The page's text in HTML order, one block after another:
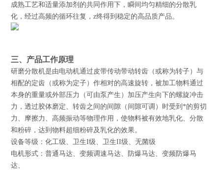
成熟工艺和适量添加剂的共同作用下，瞬间均匀精细的分散乳
化，经过高频的循环往复，z终得到稳定的高品质产品。
三、 产品工作原理
研磨分散机是由电动机通过皮带传动带动转齿（或称为转子）与
相配的定齿（或称为定子）作相对的高速旋转，被加工物料通过
本身的重量或外部压力（可由泵产生）加压产生向下的螺旋冲击
力，透过胶体磨定、转齿之间的间隙（间隙可调）时受到*的剪切
力、摩擦力、高频振动等物理作用，使物料被有效地乳化、分散
和粉碎，达到物料超细粉碎及乳化的效果。
设备等级：化工级、卫生I级、卫生II级、无菌级
电机形式：普通马达、变频调速马达、防爆马达、变频防爆马
达、